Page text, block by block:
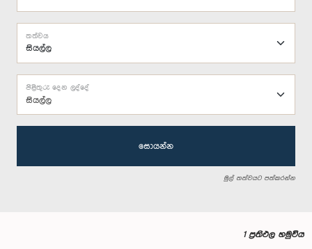
තත්වය
සියල්ල
පිළිතුරු දෙන ලද්දේ
සොයන්න
මුල් තත්වයට පත්කරන්න
1 ප්‍රතිඵල හමුවිය